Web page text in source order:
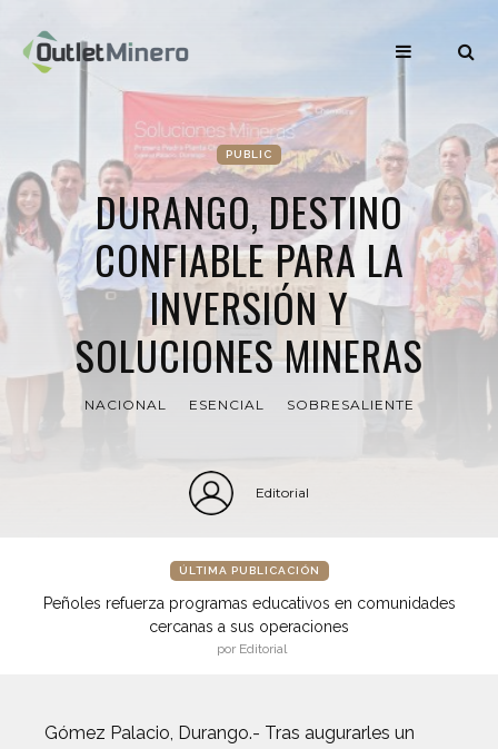
PUBLIC
DURANGO, DESTINO
CONFIABLE PARA LA
INVERSIÓN Y
SOLUCIONES MINERAS
NACIONAL ESENCIAL SOBRESALIENTE
Editorial
ÚLTIMA PUBLICACIÓN
Peñoles refuerza programas educativos en comunidades
cercanas a sus operaciones
por Editorial
Gómez Palacio, Durango.- Tras augurarles un